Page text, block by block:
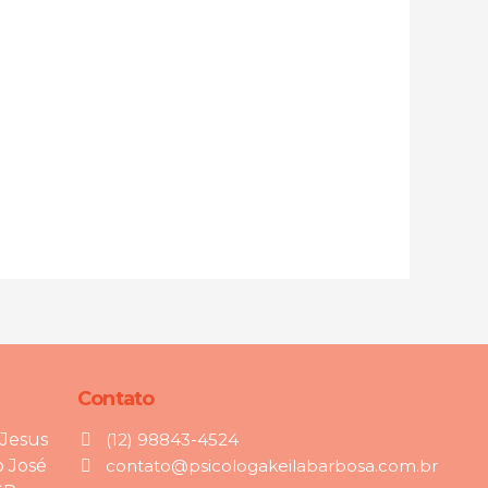
José
Contato
(12) 98843-4524
contato@psicologakeilabarbosa.com.br